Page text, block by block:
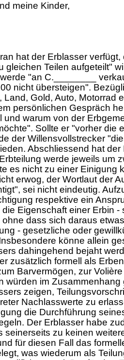
meine Kinder,
hat der Erblasser verfügt,
gleichen Teilen aufgeteilt"
"an C.________
nicht übersteigen".
Land, Gold, Auto, Motorrad
persönlichen Gespräch
und warum von der
Sollte er "vorher die
der Willensvollstrecker
Abschliessend hat der
werde jeweils um
es nicht zu einer Einigung
erwog, der Wortlaut der
sei nicht eindeutig.
respektive ein
Eigenschaft einer Erbin -
ohne dass sich daraus
- gesetzliche oder
könne allein
dahingehend bejaht
zusätzlich formell als
Barvermögen, zur
würden im
zeigen,
Nachlasswerte zu
die Durchführung
Der Erblasser habe
seinerseits zu keinen
für diesen Fall das
was wiederum als